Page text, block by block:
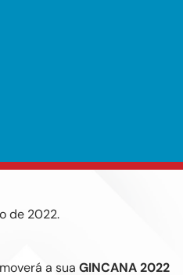
de 2022.
a sua GINCANA 2022